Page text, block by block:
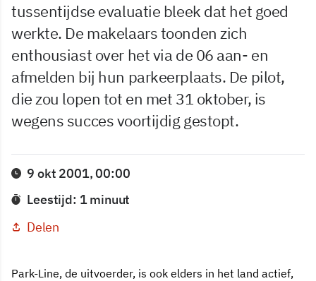
tussentijdse evaluatie bleek dat het goed
werkte. De makelaars toonden zich
enthousiast over het via de 06 aan- en
afmelden bij hun parkeerplaats. De pilot,
die zou lopen tot en met 31 oktober, is
wegens succes voortijdig gestopt.
9 okt 2001, 00:00
Leestijd: 1 minuut
Delen
Park-Line, de uitvoerder, is ook elders in het land actief,